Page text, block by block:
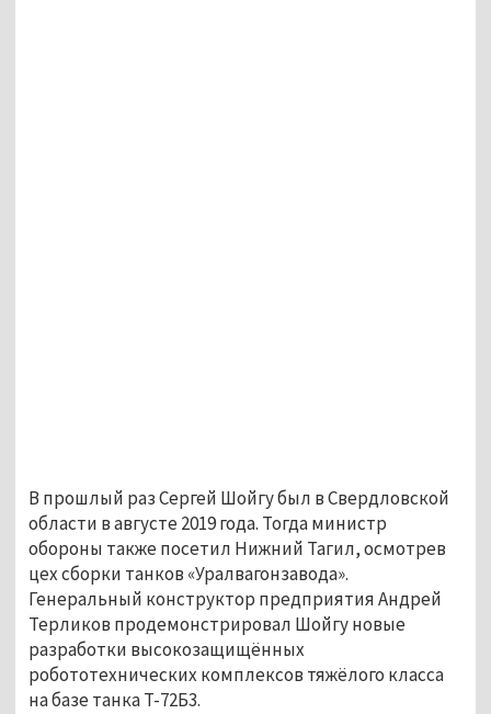
В прошлый раз Сергей Шойгу был в Свердловской
области в августе 2019 года. Тогда министр
обороны также посетил Нижний Тагил, осмотрев
цех сборки танков «Уралвагонзавода».
Генеральный конструктор предприятия Андрей
Терликов продемонстрировал Шойгу новые
разработки высокозащищённых
робототехнических комплексов тяжёлого класса
на базе танка Т-72Б3.